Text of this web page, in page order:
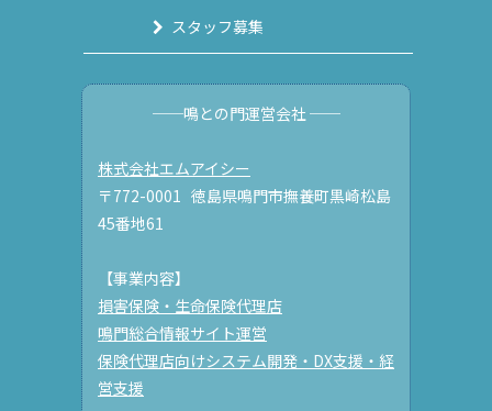
スタッフ募集
──鳴との門運営会社 ──
株式会社エムアイシー
〒772-0001 徳島県鳴門市撫養町黒崎松島
45番地61
【事業内容】
損害保険・生命保険代理店
鳴門総合情報サイト運営
保険代理店向けシステム開発・DX支援・経
営支援